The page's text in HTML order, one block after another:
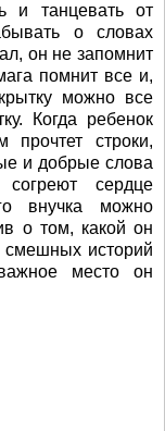
и танцевать от
о словах
он не запомнит
помнит все и,
можно все
Когда ребенок
прочтет строки,
и добрые слова
сердце
внучка можно
о том, какой он
смешных историй
место он